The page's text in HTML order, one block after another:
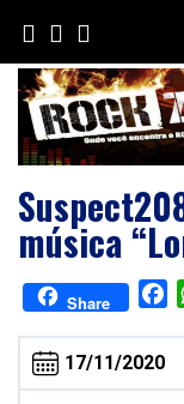
content
música
Share
17/11/2020